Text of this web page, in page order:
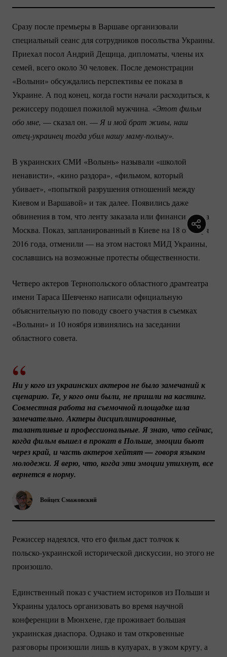
Сразу после премьеры в Варшаве организовали
специальный сеанс для сотрудников посольства Украины.
Приехал посол Андрий Дещица, дипломаты, члены их
семей, всего около 30 человек. После демонстрации
«Волыни» обсуждались перспективы ее показа в
Украине. А под конец, когда гости начали расходиться, к
режиссеру подошел пожилой мужчина. «Этот фильм
обо мне, — сказал он. —
отец-украинец тогда убил нашу маму-польку».
В украинских СМИ «Волынь» называли «школой
ненависти», «кино раздора», «фильмом, который
убивает», «попыткой разрушения отношений между
Киевом и Варшавой» и так далее. Появились даже
обвинения в том, что ленту заказала или финансировала
Москва. Показ, запланированный в Киеве на 18 октября
2016 года, отменили — на этом настоял МИД Украины,
сославшись на возможные протесты общественности.
Четверо актеров Тернопольского областного драмтеатра
имени Тараса Шевченко написали официальную
объяснительную по поводу своего участия в съемках
«Волыни» и 10 ноября извинялись на заседании
областного совета.
Войцех Смажовский
Ни у кого из украинских актеров не было замечаний к
сценарию. Те, у кого они были, не пришли на кастинг.
Совместная работа на съемочной площадке шла
замечательно. Актеры дисциплинированные,
талантливые и профессиональные. Я знаю, что сейчас,
когда фильм вышел в прокат в Польше, эмоции бьют
через край, и часть актеров хейтят — говоря языком
молодежи. Я верю, что, когда эти эмоции утихнут, все
вернется в норму.
Режиссер надеялся, что его фильм даст толчок к
польско-украинской исторической дискуссии, но этого не
произошло.
Единственный показ с участием историков из Польши и
Украины удалось организовать во время научной
конференции в Мюнхене, где проживает большая
украинская диаспора. Однако и там откровенные
разговоры произошли лишь в кулуарах, в узком кругу, а